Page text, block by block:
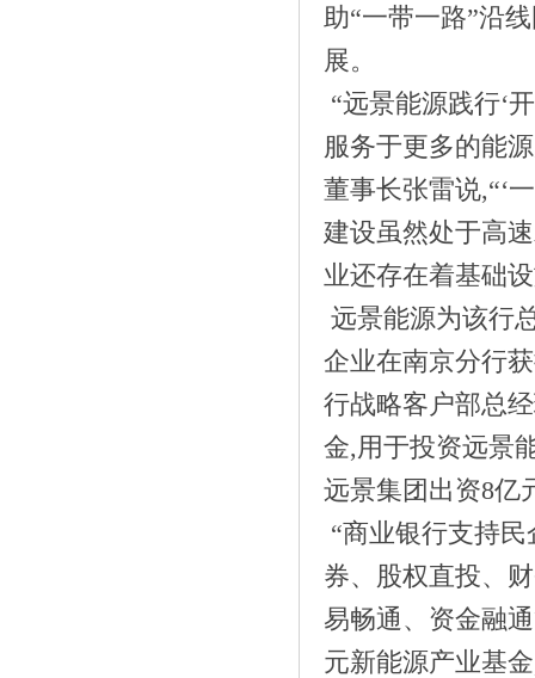
助“一带一路”沿
展。
“远景能源践行‘
服务于更多的能
董事长张雷说,“‘
建设虽然处于高
业还存在着基础
远景能源为该行
企业在南京分行
行战略客户部总
金,用于投资远景
远景集团出资8亿
“商业银行支持
券、股权直投、
易畅通、资金融
元新能源产业基